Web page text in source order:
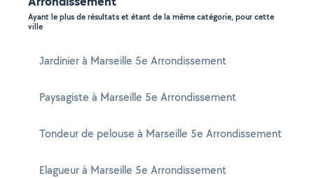
Ayant le plus de résultats et étant de la même catégorie, pour cette
ville
Jardinier à Marseille 5e Arrondissement
Paysagiste à Marseille 5e Arrondissement
Tondeur de pelouse à Marseille 5e Arrondissement
Elagueur à Marseille 5e Arrondissement